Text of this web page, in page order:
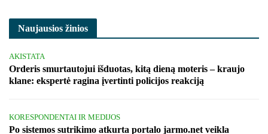
Naujausios žinios
AKISTATA
Orderis smurtautojui išduotas, kitą dieną moteris – kraujo
klane: ekspertė ragina įvertinti policijos reakciją
KORESPONDENTAI IR MEDIJOS
Po sistemos sutrikimo atkurta portalo jarmo.net veikla